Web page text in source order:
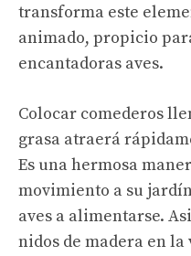
transforma este
animado, propicio
encantadoras aves.
Colocar comederos
grasa atraerá
Es una hermosa
movimiento a su
aves a alimentarse.
nidos de madera en